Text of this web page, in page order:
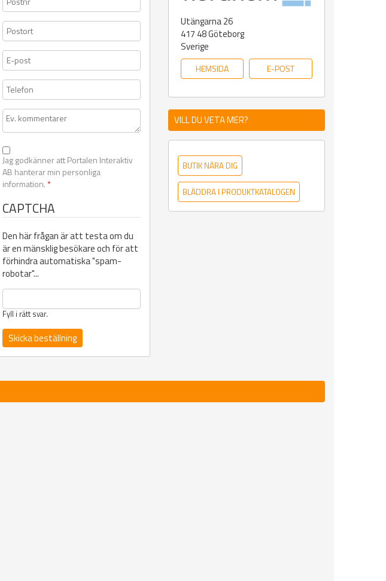
Jag godkänner att Portalen Interaktiv
AB hanterar min personliga
information. *
CAPTCHA
Den här frågan är att testa om du
är en mänsklig besökare och för att
förhindra automatiska "spam-
robotar"...
Fyll i rätt svar.
Utängarna 26
417 48Göteborg
Sverige
HEMSIDA E-POST
VILL DU VETA MER?
BUTIK NÄRA DIG
BLÄDDRA I PRODUKTKATALOGEN